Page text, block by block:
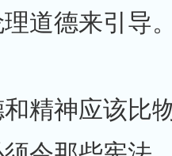
道德来引导
精神应该比